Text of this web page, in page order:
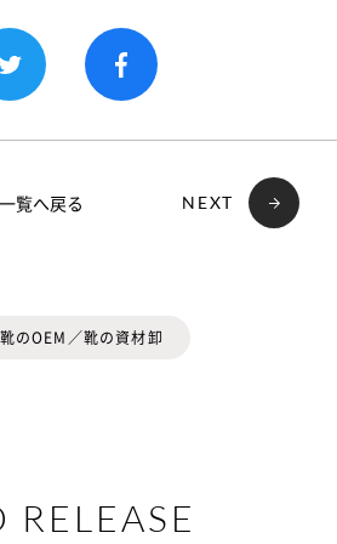
一覧へ戻る NEXT
のOEM／靴の資材卸
RELEASE